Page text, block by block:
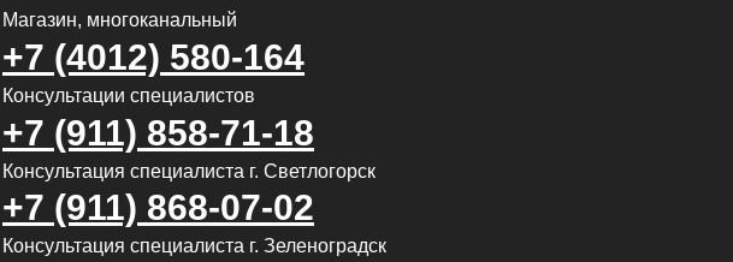
Магазин, многоканальный
Консультация специалиста г. Светлогорск
Консультация специалиста г. Зеленоградск
Консультации специалистов
+7 (911) 858-71-18
+7 (911) 868-07-02
+7 (4012) 580-164